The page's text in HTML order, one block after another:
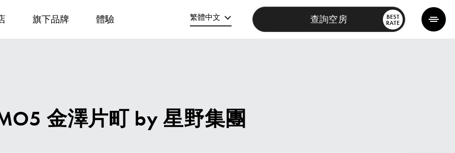
旗下品牌 體驗 繁體中文 查詢空房 BEST
RATE
金澤片町 by 星野集團